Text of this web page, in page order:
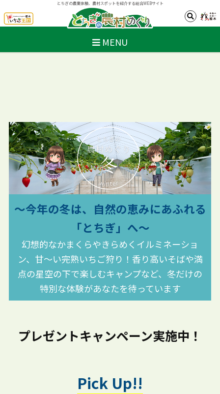
とちぎの農業体験、農村スポットを紹介する総合WEBサイト
MENU
～今年の冬は、自然の恵みにあふれる
「とちぎ」へ～
幻想的なかまくらやきらめくイルミネーショ
ン、甘～い完熟いちご狩り！香り高いそばや満
点の星空の下で楽しむキャンプなど、冬だけの
特別な体験があなたを待っています
プレゼントキャンペーン実施中！
Pick Up!!